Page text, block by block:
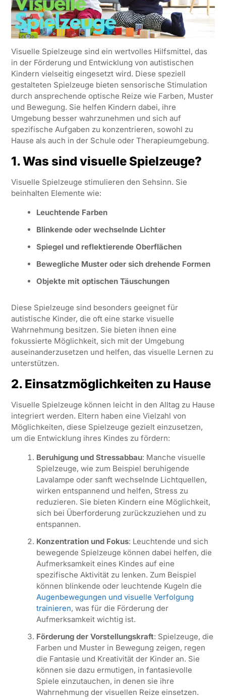
Visuelle Spielzeuge sind ein wertvolles Hilfsmittel, das
in der Förderung und Entwicklung von autistischen
Kindern vielseitig eingesetzt wird. Diese speziell
gestalteten Spielzeuge bieten sensorische Stimulation
durch ansprechende optische Reize wie Farben, Muster
und Bewegung. Sie helfen Kindern dabei, ihre
Umgebung besser wahrzunehmen und sich auf
spezifische Aufgaben zu konzentrieren, sowohl zu
Hause als auch in der Schule oder Therapieumgebung.
1. Was sind visuelle Spielzeuge?
Visuelle Spielzeuge stimulieren den Sehsinn. Sie
beinhalten Elemente wie:
Leuchtende Farben
Blinkende oder wechselnde Lichter
Spiegel und reflektierende Oberflächen
Bewegliche Muster oder sich drehende Formen
Objekte mit optischen Täuschungen
Diese Spielzeuge sind besonders geeignet für
autistische Kinder, die oft eine starke visuelle
Wahrnehmung besitzen. Sie bieten ihnen eine
fokussierte Möglichkeit, sich mit der Umgebung
auseinanderzusetzen und helfen, das visuelle Lernen zu
unterstützen.
2. Einsatzmöglichkeiten zu Hause
Visuelle Spielzeuge können leicht in den Alltag zu Hause
integriert werden. Eltern haben eine Vielzahl von
Möglichkeiten, diese Spielzeuge gezielt einzusetzen,
um die Entwicklung ihres Kindes zu fördern:
Beruhigung und Stressabbau: Manche visuelle
Spielzeuge, wie zum Beispiel beruhigende
Lavalampe oder sanft wechselnde Lichtquellen,
wirken entspannend und helfen, Stress zu
reduzieren. Sie bieten Kindern eine Möglichkeit,
sich bei Überforderung zurückzuziehen und zu
entspannen.
Konzentration und Fokus: Leuchtende und sich
bewegende Spielzeuge können dabei helfen, die
Aufmerksamkeit eines Kindes auf eine
spezifische Aktivität zu lenken. Zum Beispiel
können blinkende oder leuchtende Kugeln die
Augenbewegungen und visuelle Verfolgung
trainieren, was für die Förderung der
Aufmerksamkeit wichtig ist.
Förderung der Vorstellungskraft: Spielzeuge, die
Farben und Muster in Bewegung zeigen, regen
die Fantasie und Kreativität der Kinder an. Sie
können sie dazu ermutigen, in fantasievolle
Spiele einzutauchen, in denen sie ihre
Wahrnehmung der visuellen Reize einsetzen.